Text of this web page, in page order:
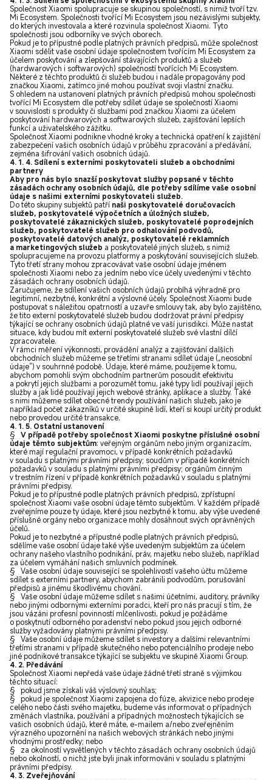
Společnost Xiaomi spolupracuje se skupinou společností, s nimiž tvoří tzv.
Mi Ecosystem. Společnosti tvořící Mi Ecosystem jsou nezávislými subjekty,
do kterých investovala a které rozvinula společnost Xiaomi. Tyto
společnosti jsou odborníky ve svých oborech.
Pokud je to přípustné podle platných právních předpisů, může společnost
Xiaomi sdělit vaše osobní údaje společnostem tvořícím Mi Ecosystem za
účelem poskytování a zlepšování stávajících produktů a služeb
(hardwarových i softwarových) společností tvořících Mi Ecosystem.
Některé z těchto produktů či služeb budou i nadále propagovány pod
značkou Xiaomi, zatímco jiné mohou používat svoji vlastní značku.
S ohledem na ustanovení platných právních předpisů mohou společnosti
tvořící Mi Ecosystem dle potřeby sdílet údaje se společností Xiaomi
v souvislosti s produkty či službami pod značkou Xiaomi za účelem
poskytování hardwarových a softwarových služeb, zajišťování lepších
funkcí a uživatelského zážitku.
Společnost Xiaomi podnikne vhodné kroky a technická opatření k zajištění
zabezpečení vašich osobních údajů v průběhu zpracování a předávání,
zejména šifrování vašich osobních údajů.
4. 1. 4. Sdílení s externími poskytovateli služeb a obchodními
partnery
Aby pro nás bylo snazší poskytovat služby popsané v těchto
zásadách ochrany osobních údajů, dle potřeby sdílíme vaše osobní
údaje s našimi externími poskytovateli služeb.
Do této skupiny subjektů patří naši poskytovatelé doručovacích
služeb, poskytovatelé výpočetních a úložných služeb,
poskytovatelé zákaznických služeb, poskytovatelé poprodejních
služeb, poskytovatelé služeb pro odhalování podvodů,
poskytovatelé datových analýz, poskytovatelé reklamních
a marketingových služeb a poskytovatelé jiných služeb, s nimiž
spolupracujeme na provozu platformy a poskytování souvisejících služeb.
Tyto třetí strany mohou zpracovávat vaše osobní údaje jménem
společnosti Xiaomi nebo za jedním nebo více účely uvedenými v těchto
zásadách ochrany osobních údajů.
Zaručujeme, že sdílení vašich osobních údajů probíhá výhradně pro
legitimní, nezbytné, konkrétní a výslovné účely. Společnost Xiaomi bude
postupovat s náležitou opatrností a uzavře smlouvy tak, aby bylo zajištěno,
že tito externí poskytovatelé služeb budou dodržovat právní předpisy
týkající se ochrany osobních údajů platné ve vaší jurisdikci. Může nastat
situace, kdy budou mít externí poskytovatelé služeb své vlastní dílčí
zpracovatele.
V rámci měření výkonnosti, provádění analýz a zajišťování dalších
obchodních služeb můžeme se třetími stranami sdílet údaje („neosobní
údaje“) v souhrnné podobě. Údaje, které máme, použijeme k tomu,
abychom pomohli svým obchodním partnerům posoudit efektivitu
a pokrytí jejich službami a porozumět tomu, jaké typy lidí používají jejich
služby a jak lidé používají jejich webové stránky, aplikace a služby. Také
s nimi můžeme sdílet obecné trendy používání našich služeb, jako je
například počet zákazníků v určité skupině lidí, kteří si koupí určitý produkt
nebo provedou určité transakce.
4. 1. 5. Ostatní ustanovení
§ V případě potřeby společnost Xiaomi poskytne příslušné osobní
údaje těmto subjektům: veřejným orgánům nebo jiným organizacím,
které mají regulační pravomoci, v případě konkrétních požadavků
v souladu s platnými právními předpisy; soudům v případě konkrétních
požadavků v souladu s platnými právními předpisy; orgánům činným
v trestním řízení v případě konkrétních požadavků v souladu s platnými
právními předpisy.
Pokud je to přípustné podle platných právních předpisů, zpřístupní
společnost Xiaomi vaše osobní údaje těmto subjektům. V každém případě
zveřejníme pouze ty údaje, které jsou nezbytné k tomu, aby výše uvedené
příslušné orgány nebo organizace mohly dosáhnout svých oprávněných
účelů.
Pokud je to nezbytné a přípustné podle platných právních předpisů,
sdělíme vaše osobní údaje také výše uvedeným subjektům za účelem
ochrany našeho vlastního podnikání, práv, majetku nebo služeb, například
za účelem vymáhání našich smluvních podmínek.
§ Vaše osobní údaje související se spolehlivostí vašeho účtu můžeme
sdílet s externími partnery, abychom zabránili podvodům, porušování
předpisů a jinému škodlivému chování.
§ Vaše osobní údaje můžeme sdílet s našimi účetními, auditory, právníky
nebo jinými odbornými externími poradci, kteří pro nás pracují s tím, že
jsou vázáni profesní povinností mlčenlivosti, pokud je požádáme
o poskytnutí odborného poradenství nebo pokud jsou jejich odborné
služby vyžadovány platnými právními předpisy.
§ Vaše osobní údaje můžeme sdílet s investory a dalšími relevantními
třetími stranami v případě skutečného nebo potenciálního prodeje nebo
jiné podnikové transakce týkající se subjektu ve skupině Xiaomi Group.
4. 2. Předávání
Společnost Xiaomi nepředá vaše údaje žádné třetí straně s výjimkou
těchto situací:
§ pokud jsme získali váš výslovný souhlas;
§ pokud je společnost Xiaomi zapojena do fúze, akvizice nebo prodeje
celého nebo části svého majetku, budeme vás informovat o případných
změnách vlastníka, používání a případných možnostech týkajících se
vašich osobních údajů, které máte, e-mailem a/nebo zveřejněním
výrazného upozornění na našich webových stránkách nebo jinými
vhodnými prostředky; nebo
§ za okolností vysvětlených v těchto zásadách ochrany osobních údajů
nebo okolností, o nichž jste byli jinak informováni v souladu s platnými
právními předpisy.
4. 3. Zveřejňování